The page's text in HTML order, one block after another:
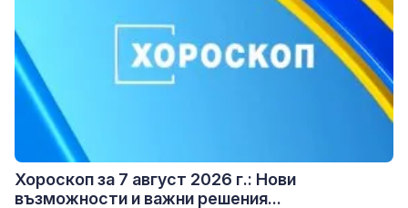
Хороскоп за 7 август 2026 г.: Нови
възможности и важни решения...